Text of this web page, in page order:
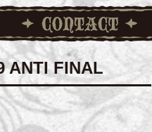
ANTI FINAL